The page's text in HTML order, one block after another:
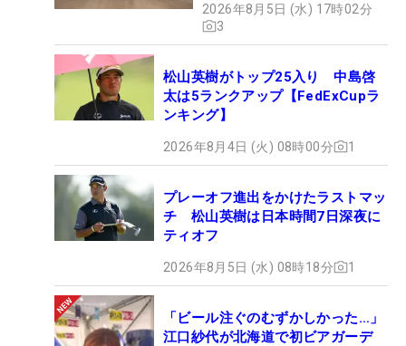
手やコーチたちとも交流があり、その知識を活かし
て、ゴルフネットワークで米シニアツアー『PGAツ
アー・チャンピオンズ』の解説を務めている。
2026年8月5日 (水) 17時02分
3
松山英樹がトップ25入り 中島啓
太は5ランクアップ【FedExCupラ
ンキング】
2026年8月4日 (火) 08時00分 1
プレーオフ進出をかけたラストマッ
チ 松山英樹は日本時間7日深夜に
ティオフ
2026年8月5日 (水) 08時18分 1
「ビール注ぐのむずかしかった…」
江口紗代が北海道で初ビアガーデ